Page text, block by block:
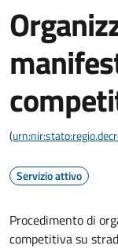
(
Servizio attivo
Procedimento di
competitiva su